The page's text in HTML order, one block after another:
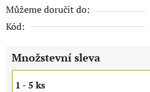
Můžeme doručit do:
Kód:
Množstevní sleva
1 - 5 ks